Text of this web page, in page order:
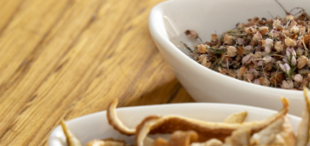
ZERGATIK
EGIN
sortzeko
baratzeetako
haziak...
ZUHAITZAK ETA
ARBOLAK EUSKAL
HERRIAN
Gure kulturaren historia eta
garapena ezin da ulertu
zuhaitzik...